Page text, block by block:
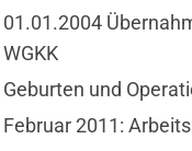
01.01.2004
WGKK
Geburten und
Februar 2011: